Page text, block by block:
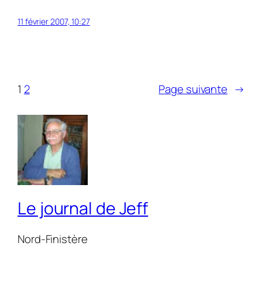
11 février 2007, 10:27
1 2 Page suivante →
Le journal de Jeff
Nord-Finistère